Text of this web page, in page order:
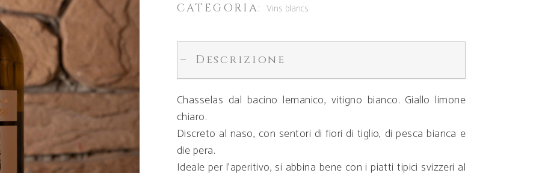
CATEGORIA: Vins blancs
Descrizione
Chasselas dal bacino lemanico, vitigno bianco. Giallo limone
chiaro.
Discreto al naso, con sentori di fiori di tiglio, di pesca bianca e
die pera.
Ideale per l’aperitivo, si abbina bene con i piatti tipici svizzeri al